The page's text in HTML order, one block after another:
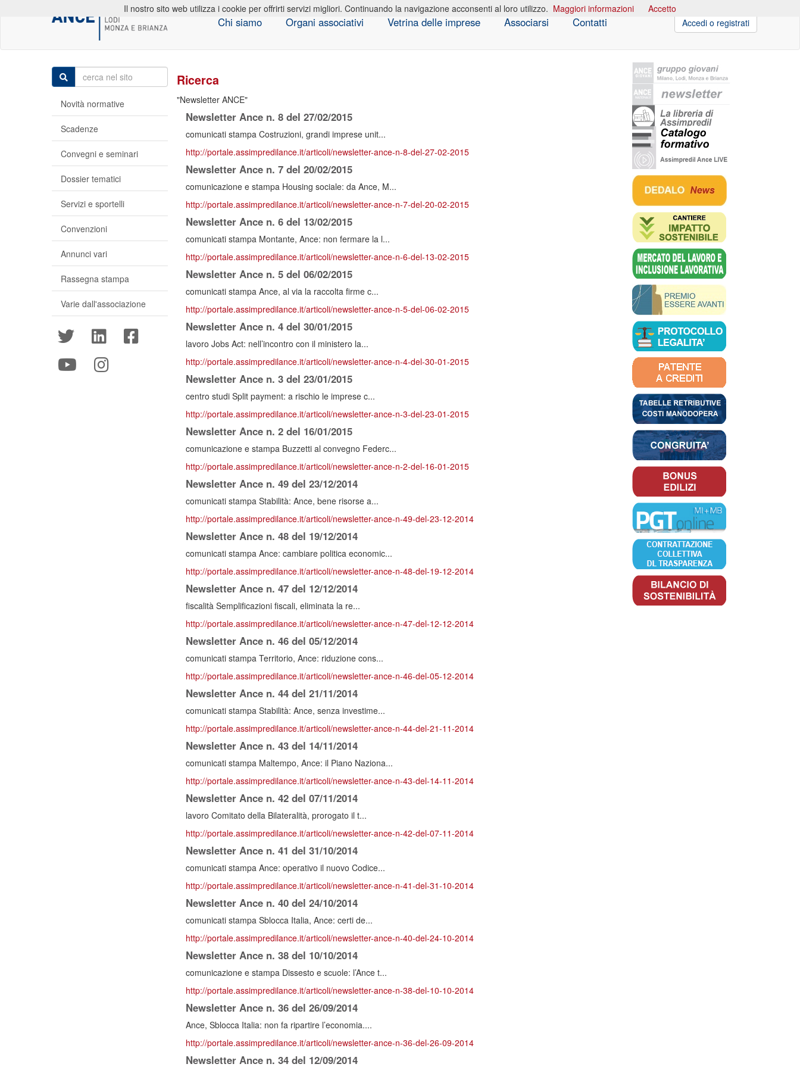
Chi siamo Organi associativi Vetrina delle imprese Associarsi Contatti Accedi o registrati
Ricerca
Newsletter ANCE
Newsletter Ance n. 8 del 27/02/2015
comunicati stampa Costruzioni, grandi imprese unit...
http://portale.assimpredilance.it/articoli/newsletter-ance-n-8-del-27-02-2015
Newsletter Ance n. 7 del 20/02/2015
comunicazione e stampa Housing sociale: da Ance, M...
http://portale.assimpredilance.it/articoli/newsletter-ance-n-7-del-20-02-2015
Newsletter Ance n. 6 del 13/02/2015
comunicati stampa Montante, Ance: non fermare la l...
http://portale.assimpredilance.it/articoli/newsletter-ance-n-6-del-13-02-2015
Newsletter Ance n. 5 del 06/02/2015
comunicati stampa Ance, al via la raccolta firme c...
http://portale.assimpredilance.it/articoli/newsletter-ance-n-5-del-06-02-2015
Newsletter Ance n. 4 del 30/01/2015
lavoro Jobs Act: nell’incontro con il ministero la...
http://portale.assimpredilance.it/articoli/newsletter-ance-n-4-del-30-01-2015
Newsletter Ance n. 3 del 23/01/2015
centro studi Split payment: a rischio le imprese c...
http://portale.assimpredilance.it/articoli/newsletter-ance-n-3-del-23-01-2015
Newsletter Ance n. 2 del 16/01/2015
comunicazione e stampa Buzzetti al convegno Federc...
http://portale.assimpredilance.it/articoli/newsletter-ance-n-2-del-16-01-2015
Newsletter Ance n. 49 del 23/12/2014
comunicati stampa Stabilità: Ance, bene risorse a...
http://portale.assimpredilance.it/articoli/newsletter-ance-n-49-del-23-12-2014
Newsletter Ance n. 48 del 19/12/2014
comunicati stampa Ance: cambiare politica economic...
http://portale.assimpredilance.it/articoli/newsletter-ance-n-48-del-19-12-2014
Newsletter Ance n. 47 del 12/12/2014
fiscalità Semplificazioni fiscali, eliminata la re...
http://portale.assimpredilance.it/articoli/newsletter-ance-n-47-del-12-12-2014
Newsletter Ance n. 46 del 05/12/2014
comunicati stampa Territorio, Ance: riduzione cons...
http://portale.assimpredilance.it/articoli/newsletter-ance-n-46-del-05-12-2014
Newsletter Ance n. 44 del 21/11/2014
comunicati stampa Stabilità: Ance, senza investime...
http://portale.assimpredilance.it/articoli/newsletter-ance-n-44-del-21-11-2014
Newsletter Ance n. 43 del 14/11/2014
comunicati stampa Maltempo, Ance: il Piano Naziona...
http://portale.assimpredilance.it/articoli/newsletter-ance-n-43-del-14-11-2014
Newsletter Ance n. 42 del 07/11/2014
lavoro Comitato della Bilateralità, prorogato il t...
http://portale.assimpredilance.it/articoli/newsletter-ance-n-42-del-07-11-2014
Newsletter Ance n. 41 del 31/10/2014
comunicati stampa Ance: operativo il nuovo Codice...
http://portale.assimpredilance.it/articoli/newsletter-ance-n-41-del-31-10-2014
Newsletter Ance n. 40 del 24/10/2014
comunicati stampa Sblocca Italia, Ance: certi de...
http://portale.assimpredilance.it/articoli/newsletter-ance-n-40-del-24-10-2014
Newsletter Ance n. 38 del 10/10/2014
comunicazione e stampa Dissesto e scuole: l’Ance t...
http://portale.assimpredilance.it/articoli/newsletter-ance-n-38-del-10-10-2014
Newsletter Ance n. 36 del 26/09/2014
Ance, Sblocca Italia: non fa ripartire l’economia....
http://portale.assimpredilance.it/articoli/newsletter-ance-n-36-del-26-09-2014
Newsletter Ance n. 34 del 12/09/2014
Novità normative
Scadenze
Convegni e seminari
Dossier tematici
Servizi e sportelli
Convenzioni
Annunci vari
Rassegna stampa
Varie dall'associazione
Il nostro sito web utilizza i cookie per offrirti servizi migliori. Continuando la navigazione acconsenti al loro utilizzo. Maggiori informazioni Accetto